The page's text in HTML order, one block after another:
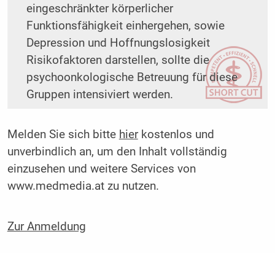
eingeschränkter körperlicher
Funktionsfähigkeit einhergehen, sowie
Depression und Hoffnungslosigkeit
Risikofaktoren darstellen, sollte die
psychoonkologische Betreuung für diese
Gruppen intensiviert werden.
Melden Sie sich bitte hierkostenlos und
unverbindlich an, um den Inhalt vollständig
einzusehen und weitere Services von
www.medmedia.at zu nutzen.
Zur Anmeldung